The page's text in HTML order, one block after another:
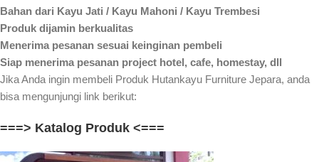
Bahan dari Kayu Jati / Kayu Mahoni / Kayu Trembesi
Produk dijamin berkualitas
Menerima pesanan sesuai keinginan pembeli
Siap menerima pesanan project hotel, cafe, homestay, dll
Jika Anda ingin membeli Produk Hutankayu Furniture Jepara, anda
bisa mengunjungi link berikut:
===> Katalog Produk <===